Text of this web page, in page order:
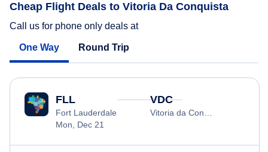
Cheap Flight Deals to Vitoria Da Conquista
Call us for phone only deals at
One Way Round Trip
FLL
Fort Lauderdale
Mon, Dec 21
VDC